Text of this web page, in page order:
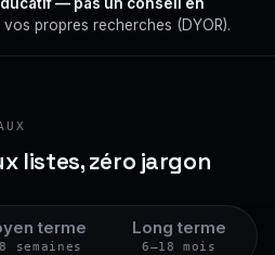
vos propres recherches (DYOR).
listes, zéro jargon
terme
semaines
Long terme
6–18 mois